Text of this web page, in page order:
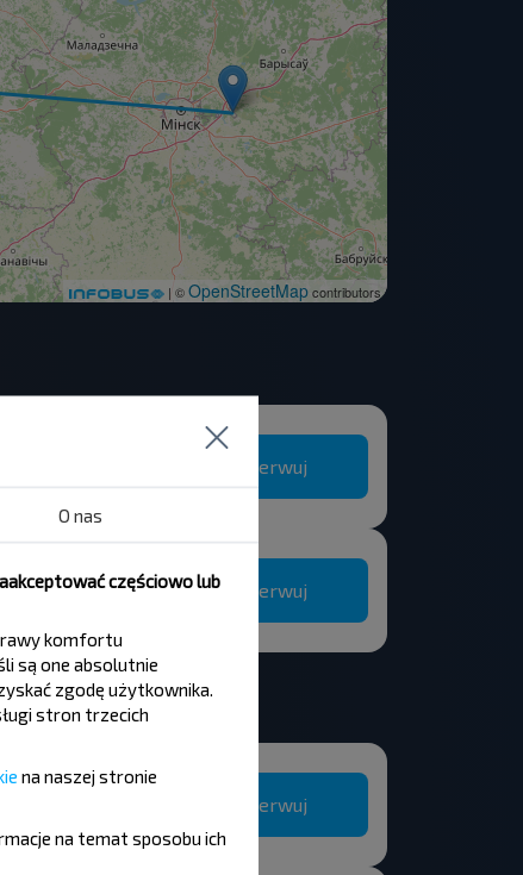
| ©OpenStreetMapcontributors
Rezerwuj
Rezerwuj
Rezerwuj
O nas
częściowo lub
komfortu
są one absolutnie
zgodę użytkownika.
stron trzecich
na naszej stronie
na temat sposobu ich